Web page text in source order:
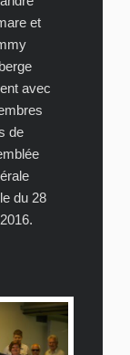
et
avec
de
du 28